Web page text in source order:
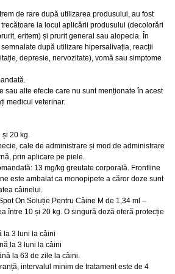
de rare după utilizarea produsului, au fost
la locul aplicării produsului (decolorări
eritem) și prurit general sau alopecia. În
după utilizare hipersalivația, reacții
depresie, nervozitate), vomă sau simptome
sau alte efecte care nu sunt menționate în acest
medicul veterinar.
20 kg.
cale de administrare și mod de administrare
prin aplicare pe piele.
13 mg/kg greutate corporală. Frontline
este ambalat ca monopipete a căror doze sunt
câinelui.
On Soluție Pentru Câine M de 1,34 ml –
între 10 și 20 kg. O singură doză oferă protecție
la 3 luni la câini
la 3 luni la câini
la 63 de zile la câini.
intervalul minim de tratament este de 4